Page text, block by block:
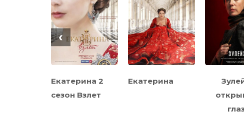
Екатерина 2
сезон Взлет
Екатерина
‹